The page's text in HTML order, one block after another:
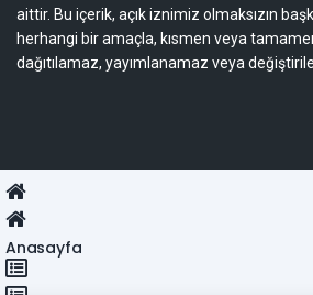
aittir. Bu içerik, açık iznimiz olmaksızın
herhangi bir amaçla, kısmen veya
dağıtılamaz, yayımlanamaz veya
Anasayfa